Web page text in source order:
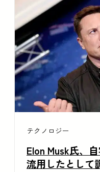
テクノロジー
Elon Musk氏、
流用したとして